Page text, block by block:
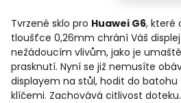
Tvrzené sklo pro Huawei G6, které
tloušťce 0,26mm chrání Váš
nežádoucím vlivům, jako je
prasknutí. Nyní se již nemusíte
displayem na stůl, hodit do batohu
klíčemi. Zachovává citlivost doteku.